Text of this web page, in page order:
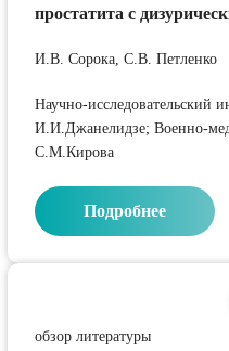
простатита с
И.В. Сорока, С.В. Петленко
Научно-исследовательский
И.И.Джанелидзе; Военно-
С.М.Кирова
Подробнее
обзор литературы